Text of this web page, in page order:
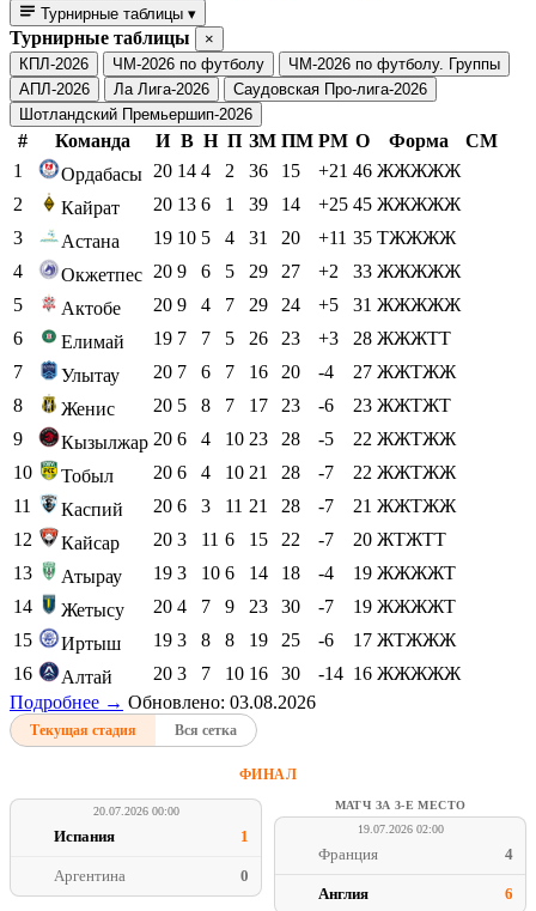
Турнирные таблицы ▾
Турнирные таблицы
×
КПЛ-2026
ЧМ-2026 по футболу
ЧМ-2026 по футболу. Группы
АПЛ-2026
Ла Лига-2026
Саудовская Про-лига-2026
Шотландский Премьершип-2026
# Команда И В Н П ЗМ ПМ РМ О Форма
СМ
1
Ордабасы 20 14 4 2 36 15 +21 46 ЖЖЖЖЖ
2
Кайрат 20 13 6 1 39 14 +25 45 ЖЖЖЖЖ
3
Астана 19 10 5 4 31 20 +11 35 ТЖЖЖЖ
4
Окжетпес 20 9 6 5 29 27 +2 33 ЖЖЖЖЖ
5
Актобе 20 9 4 7 29 24 +5 31 ЖЖЖЖЖ
6
Елимай 19 7 7 5 26 23 +3 28 ЖЖЖТТ
7
Улытау 20 7 6 7 16 20 -4 27 ЖЖТЖЖ
8
Женис 20 5 8 7 17 23 -6 23 ЖЖТЖТ
9
Кызылжар 20 6 4 10 23 28 -5 22 ЖЖТЖЖ
10
Тобыл 20 6 4 10 21 28 -7 22 ЖЖТЖЖ
11
Каспий 20 6 3 11 21 28 -7 21 ЖЖТЖЖ
12
Кайсар 20 3 11 6 15 22 -7 20 ЖТЖТТ
13
Атырау 19 3 10 6 14 18 -4 19 ЖЖЖЖТ
14
Жетысу 20 4 7 9 23 30 -7 19 ЖЖЖЖТ
15
Иртыш 19 3 8 8 19 25 -6 17 ЖТЖЖЖ
16
Алтай 20 3 7 10 16 30 -14 16 ЖЖЖЖЖ
Подробнее → Обновлено: 03.08.2026
Текущая стадия Вся сетка
ФИНАЛ
20.07.2026 00:00
Испания 1
Аргентина 0
МАТЧ ЗА 3-Е МЕСТО
19.07.2026 02:00
Франция 4
Англия 6